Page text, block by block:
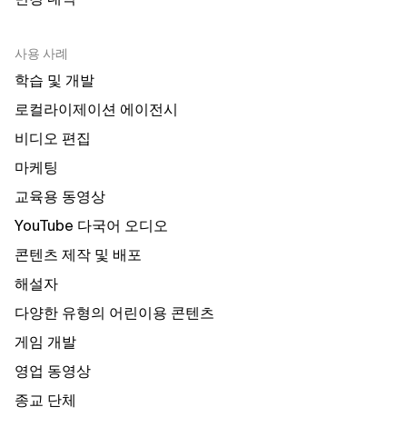
사용 사례
학습 및 개발
로컬라이제이션 에이전시
비디오 편집
마케팅
교육용 동영상
YouTube 다국어 오디오
콘텐츠 제작 및 배포
해설자
다양한 유형의 어린이용 콘텐츠
게임 개발
영업 동영상
종교 단체